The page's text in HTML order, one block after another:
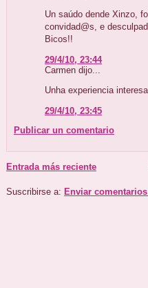
Un saúdo dende Xinzo,
convidad@s, e
Bicos!!
29/4/10, 23:44
Carmen dijo...
Unha experiencia
29/4/10, 23:45
Publicar un comentario
Entrada más reciente
Suscribirse a: Enviar